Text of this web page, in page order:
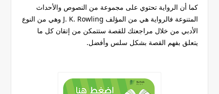
كما أن الرواية تحتوي على مجموعة من النصوص والأحداث
المتنوعة فالرواية هي من المؤلف J. K. Rowling وهي من النوع
الأدبي من خلال مراجعتك للقصة ستتمكن من إتقان كل ما
يتعلق بفهم القصة بشكل سلس وأفضل.